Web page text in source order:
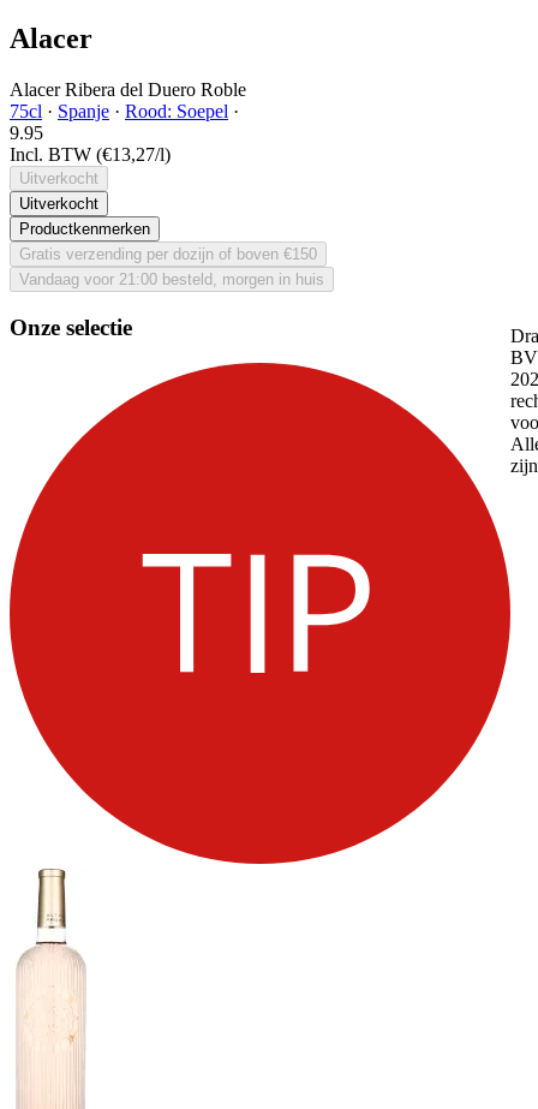
Alacer
Alacer Ribera del Duero Roble
75cl · Spanje · Rood: Soepel ·
9.95
Incl. BTW (€13,27/l)
Uitverkocht
Uitverkocht
Productkenmerken
Gratis verzending per dozijn of boven €150
Vandaag voor 21:00 besteld, morgen in huis
Onze selectie